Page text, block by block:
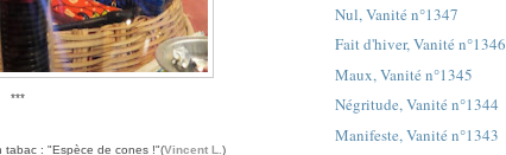
***
tabac : "Espèce de cones !"(Vincent L.)
Nul, Vanité n°1347
Fait d'hiver, Vanité n°1346
Maux, Vanité n°1345
Négritude, Vanité n°1344
Manifeste, Vanité n°1343